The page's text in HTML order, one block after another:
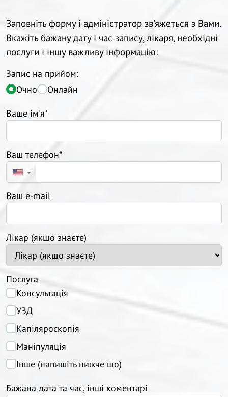
Заповніть форму і адміністратор зв'яжеться з Вами.
Вкажіть бажану дату і час запису, лікаря, необхідні
послуги і іншу важливу інформацію:
Запис на прийом:
Очно
Онлайн
Ваше ім'я*
Ваш телефон*
▼
Ваш e-mail
Лікар (якщо знаєте)
Послуга
Консультація
УЗД
Капіляроскопія
Маніпуляція
Інше (напишіть нижче що)
Бажана дата та час, інші коментарі